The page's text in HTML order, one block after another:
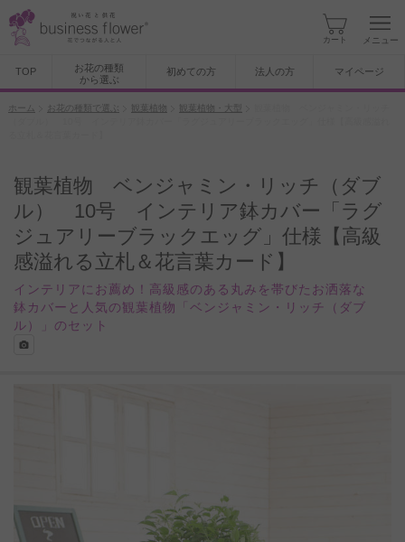
カート メニュー
TOP
お花の種類
から選ぶ
初めての方 法人の方 マイページ
ホーム お花の種類で選ぶ 観葉植物 観葉植物・大型
観葉植物 ベンジャミン・リッチ（ダブ
ル） 10号 インテリア鉢カバー「ラグ
ジュアリーブラックエッグ」仕様【高級
感溢れる立札＆花言葉カード】
インテリアにお薦め！高級感のある丸みを帯びたお洒落な
鉢カバーと人気の観葉植物「ベンジャミン・リッチ（ダブ
ル）」のセット